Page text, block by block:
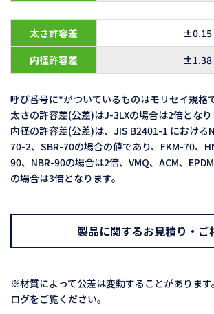
太さ許容差
±0.15
内径許容差
±1.38
呼び番号に*がついているものはモリセイ規格で
太さの許容差(公差)はJ-3LXの場合は2倍となり
内径の許容差(公差)は、JIS B2401-1 における
70-2、SBR-70の場合の値であり、FKM-70、
90、NBR-90の場合は2倍、VMQ、ACM、
の場合は3倍となります。
製品に関するお見積り・ご
※材質によって公差は変動することがありま
ログをご覧ください。